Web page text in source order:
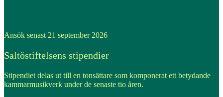
Ansök senast 21 september 2026
Saltöstiftelsens stipendier
Stipendiet delas ut till en tonsättare som komponerat ett betydande
kammarmusikverk under de senaste tio åren.